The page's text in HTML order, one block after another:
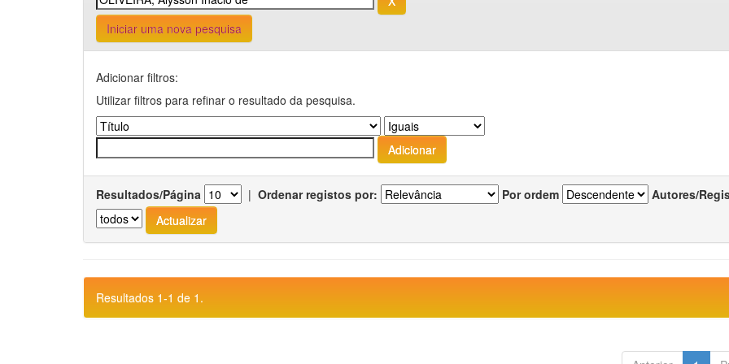
Iniciar uma nova pesquisa
Adicionar filtros:
Utilizar filtros para refinar o resultado da pesquisa.
Resultados/Página | Ordenar registos por: Por ordem Autores/
Resultados 1-1 de 1.